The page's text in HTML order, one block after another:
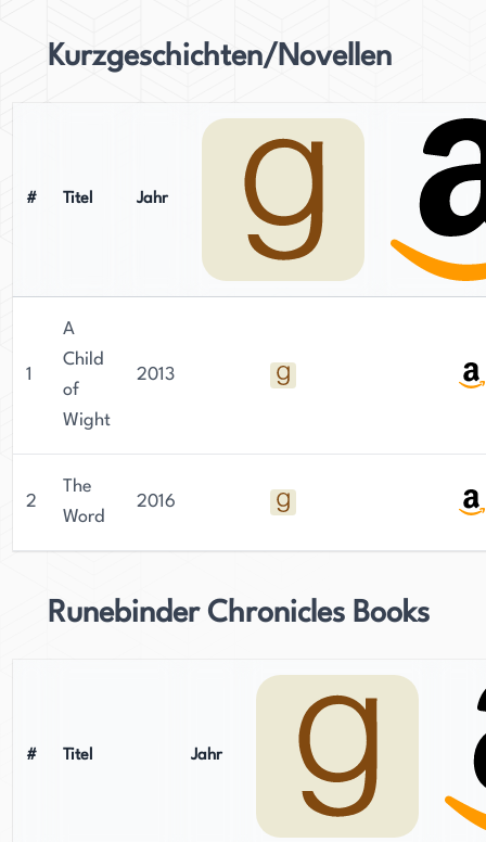
Kurzgeschichten/Novellen
# Titel Jahr
1
A
Child
of
Wight
2013
2
The
Word
2016
Runebinder Chronicles Books
# Titel Jahr